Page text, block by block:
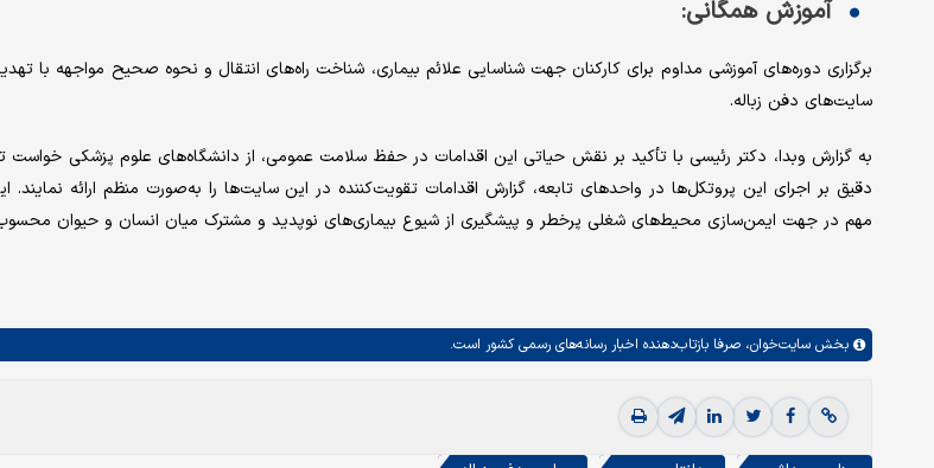
آموزش همگانی:
برگزاری دوره‌های آموزشی مداوم برای کارکنان جهت شناسایی علائم بیماری، شناخت راه‌های انتقال و نحوه صحیح مواجهه با
سایت‌های دفن زباله.
به گزارش وبدا، دکتر رئیسی با تأکید بر نقش حیاتی این اقدامات در حفظ سلامت عمومی، از دانشگاه‌های علوم پزشکی
دقیق بر اجرای این پروتکل‌ها در واحدهای تابعه، گزارش اقدامات تقویت‌کننده در این سایت‌ها را به‌صورت منظم ارائه نمایند.
مهم در جهت ایمن‌سازی محیط‌های شغلی پرخطر و پیشگیری از شیوع بیماری‌های نوپدید و مشترک میان انسان و حیوان
بخش سایت‌خوان، صرفا بازتاب‌دهنده اخبار رسانه‌های رسمی کشور است.